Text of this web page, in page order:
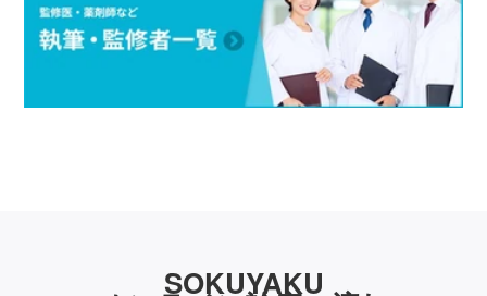
SOKUYAKU